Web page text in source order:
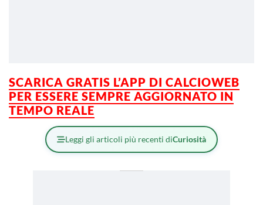
SCARICA GRATIS L’APP DI CALCIOWEB
PER ESSERE SEMPRE AGGIORNATO IN
TEMPO REALE
Leggi gli articoli più recenti diCuriosità